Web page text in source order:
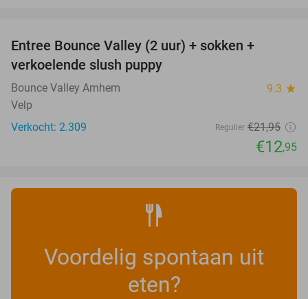
Entree Bounce Valley (2 uur) + sokken +
verkoelende slush puppy
Bounce Valley Arnhem 9.3 star
Velp
Verkocht: 2.309
Regulier €21,95
€12,95
Voordelig spontaan uit
eten?